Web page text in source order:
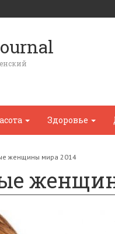
Здоровье
женщины мира 2014